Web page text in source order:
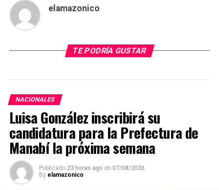
elamazonico
TE PODRÍA GUSTAR
NACIONALES
Luisa González inscribirá su
candidatura para la Prefectura de
Manabí la próxima semana
Publicado 23 horas ago on 07/08/2026
By elamazonico